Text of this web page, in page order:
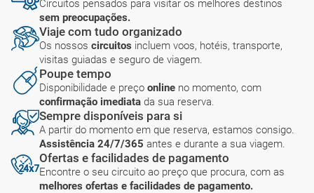
Circuitos pensados para visitar os melhores destinos
sem preocupações.
Viaje com tudo organizado
Os nossos circuitos incluem voos, hotéis, transporte,
visitas guiadas e seguro de viagem.
Poupe tempo
Disponibilidade e preço online no momento, com
confirmação imediata da sua reserva.
Sempre disponíveis para si
A partir do momento em que reserva, estamos consigo.
Assistência 24/7/365 antes e durante a sua viagem.
Ofertas e facilidades de pagamento
Encontre o seu circuito ao preço que procura, com as
melhores ofertas e facilidades de pagamento.